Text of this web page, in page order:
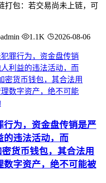
打包：若交易尚未上链，可
1.1K 2026-08-06
行为，资金盘传销是严
的违法活动，而
货币钱包，其合法用
数字资产，绝不可能被